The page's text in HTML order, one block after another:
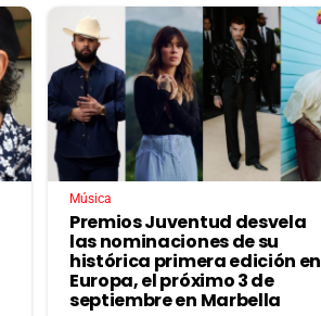
Música
Premios Juventud desvela
las nominaciones de su
histórica primera edición en
Europa, el próximo 3 de
septiembre en Marbella